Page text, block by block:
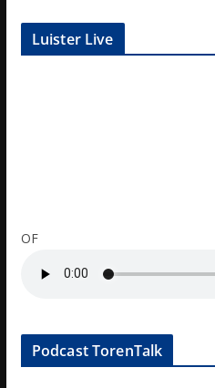
Luister Live
OF
Podcast TorenTalk